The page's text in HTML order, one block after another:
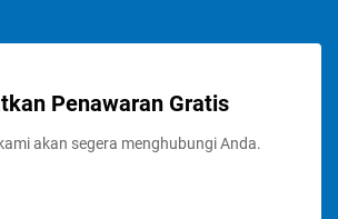
Penawaran Gratis
akan segera menghubungi Anda.